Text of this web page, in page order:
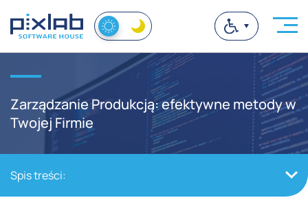
Zarządzanie Produkcją: efektywne metody w
Twojej Firmie
Spis treści: